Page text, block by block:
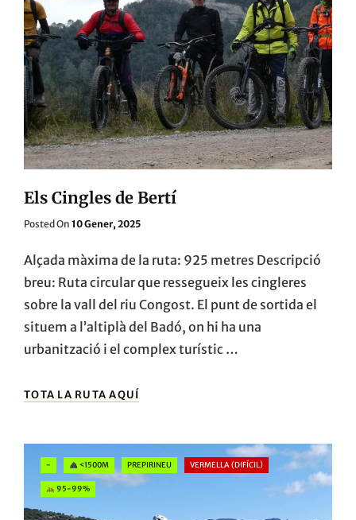
Els Cingles de Bertí
Posted On Posted
10 Gener, 2025
Alçada màxima de la ruta: 925 metres Descripció
breu: Ruta circular que ressegueix les cingleres
sobre la vall del riu Congost. El punt de sortida el
situem a l’altiplà del Badó, on hi ha una
urbanització i el complex turístic …
TOTA LA RUTA AQUÍ
CINGLES
Categories
- <1500M PREPIRINEU VERMELLA (DIFÍCIL)
95-99%